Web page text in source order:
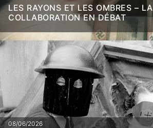
LES RAYONS ET LES OMBRES – LA
COLLABORATION EN DÉBAT
08/06/2026